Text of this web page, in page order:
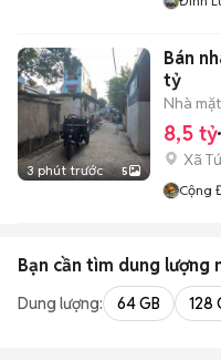
3 phút trước 5
Bán
tỷ
Nhà
8,5 tỷ
Xã
Cộng
Bạn cần tìm dung lượng
Dung lượng: 64 GB 128